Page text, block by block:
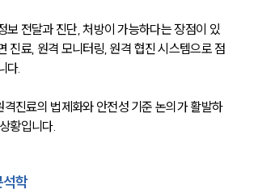
보 전달과 진단, 처방이 가능하다는 장점이 있
진료, 원격 모니터링, 원격 협진 시스템으로 점
다.
진료의 법제화와 안전성 기준 논의가 활발하
황입니다.
석학